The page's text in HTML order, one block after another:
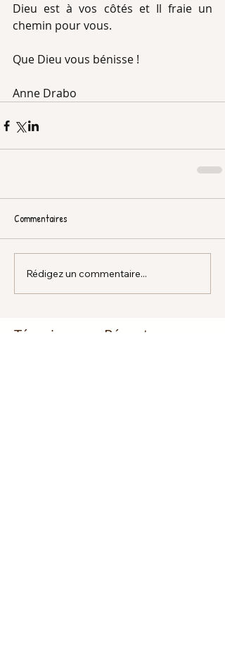
Dieu est à vos côtés et Il fraie un
chemin pour vous.
Que Dieu vous bénisse !
Anne Drabo
Commentaires
Rédigez un commentaire...
Témoignages Récents